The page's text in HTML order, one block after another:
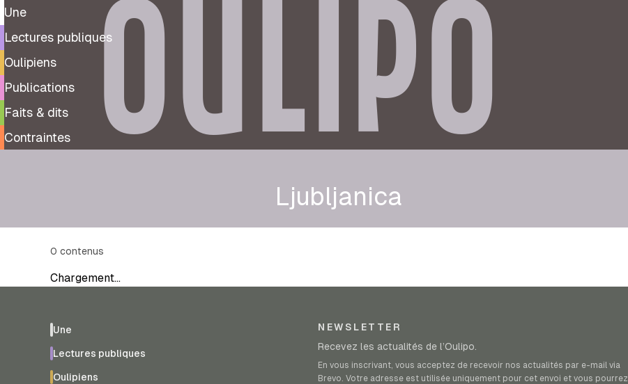
Une
Lectures publiques
Oulipiens
Publications
Faits & dits
Contraintes
OULIPO
Ljubljanica
0 contenus
Chargement…
Une
Lectures publiques
Oulipiens
NEWSLETTER
Recevez les actualités de l’Oulipo.
En vous inscrivant, vous acceptez de recevoir nos actualités par e-mail via
Brevo. Votre adresse est utilisée uniquement pour cet envoi et vous pourrez